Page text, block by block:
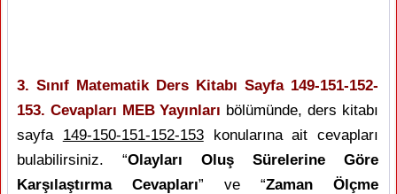
3. Sınıf Matematik Ders Kitabı Sayfa 149-151-152-
153. Cevapları MEB Yayınları bölümünde, ders kitabı
sayfa 149-150-151-152-153konularına ait cevapları
bulabilirsiniz. “Olayları Oluş Sürelerine Göre
Karşılaştırma Cevapları” ve “Zaman Ölçme